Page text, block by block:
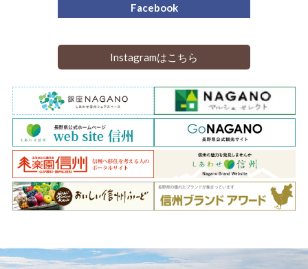
Facebook
Instagramはこちら